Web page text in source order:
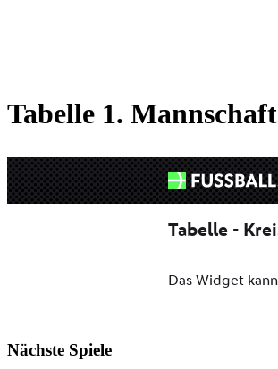
Tabelle 1. Mannschaft
Nächste Spiele